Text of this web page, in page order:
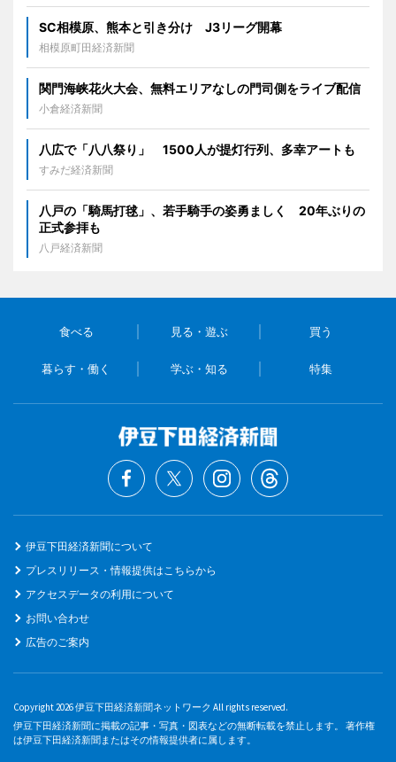
SC相模原、熊本と引き分け J3リーグ開幕
相模原町田経済新聞
関門海峡花火大会、無料エリアなしの門司側をライブ配信
小倉経済新聞
八広で「八八祭り」 1500人が提灯行列、多幸アートも
すみだ経済新聞
八戸の「騎馬打毬」、若手騎手の姿勇ましく 20年ぶりの
正式参拝も
八戸経済新聞
食べる 見る・遊ぶ 買う
暮らす・働く 学ぶ・知る 特集
伊豆下田経済新聞について
プレスリリース・情報提供はこちらから
アクセスデータの利用について
お問い合わせ
広告のご案内
Copyright 2026 伊豆下田経済新聞ネットワーク All rights reserved.
伊豆下田経済新聞に掲載の記事・写真・図表などの無断転載を禁止します。 著作権
は伊豆下田経済新聞またはその情報提供者に属します。